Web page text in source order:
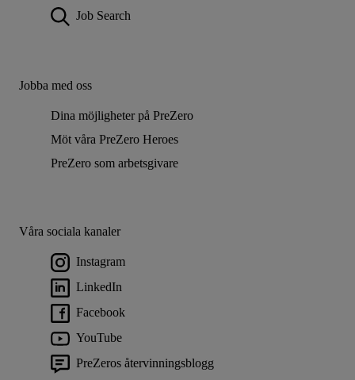
Job Search
Jobba med oss
Dina möjligheter på PreZero
Möt våra PreZero Heroes
PreZero som arbetsgivare
Våra sociala kanaler
Instagram
LinkedIn
Facebook
YouTube
PreZeros återvinningsblogg